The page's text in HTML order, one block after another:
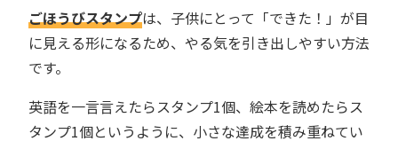
ごほうびスタンプは、子供にとって「できた！」が目
に見える形になるため、やる気を引き出しやすい方法
です。
英語を一言言えたらスタンプ1個、絵本を読めたらス
タンプ1個というように、小さな達成を積み重ねてい